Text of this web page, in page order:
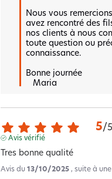
Nous vous
avez rencontré des
nos clients à nous
toute question ou
connaissance.
Bonne journée
   Maria
5/5
Avis vérifié
Tres bonne qualité
Avis du13/10/2025 , suite à